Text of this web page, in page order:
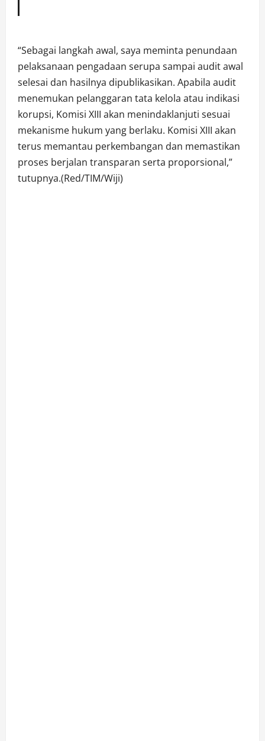
“Sebagai langkah awal, saya meminta penundaan
pelaksanaan pengadaan serupa sampai audit awal
selesai dan hasilnya dipublikasikan. Apabila audit
menemukan pelanggaran tata kelola atau indikasi
korupsi, Komisi XIII akan menindaklanjuti sesuai
mekanisme hukum yang berlaku. Komisi XIII akan
terus memantau perkembangan dan memastikan
proses berjalan transparan serta proporsional,”
tutupnya.(Red/TIM/Wiji)